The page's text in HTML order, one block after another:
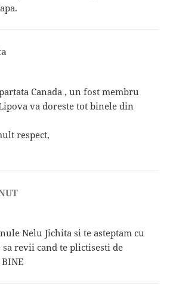
Canada , un fost membru
va doreste tot binele din
respect,
Nelu Jichita si te asteptam cu
sa revii cand te plictisesti de